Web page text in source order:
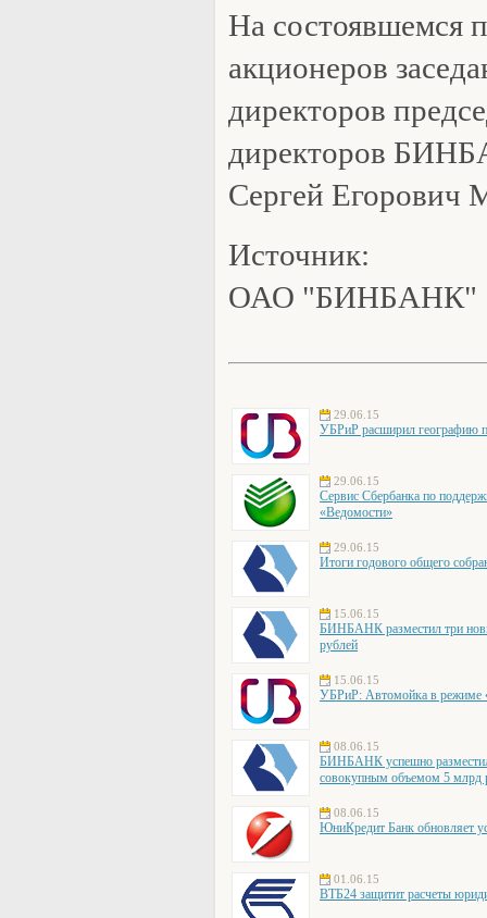
На состоявшемся
акционеров
директоров
директоров
Сергей Егорович
Источник:
ОАО "БИНБАНК"
29.06.15
УБРиР расширил географию
29.06.15
Сервис Сбербанка по
«Ведомости»
29.06.15
Итоги годового общего
15.06.15
БИНБАНК разместил три
рублей
15.06.15
УБРиР: Автомойка в режиме
08.06.15
БИНБАНК успешно
совокупным объемом 5 млрд
08.06.15
ЮниКредит Банк обновляет
01.06.15
ВТБ24 защитит расчеты